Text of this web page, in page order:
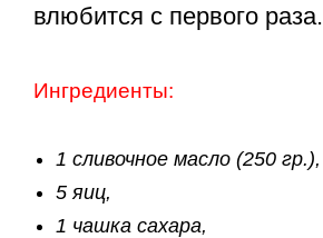
влюбится с первого раза.
Ингредиенты:
1 сливочное масло (250 гр.),
5 яиц,
1 чашка сахара,